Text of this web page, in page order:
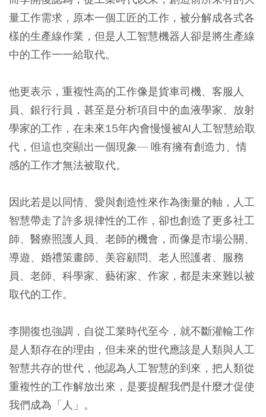
量工作需求，原本一個工匠的工作，被分解成各式各
樣的生產線作業，但是人工智慧機器人卻是將生產線
中的工作一一給取代。
他更表示，重複性高的工作像是貨車司機、客服人
員、銀行行員，甚至是分析項目中的血液學家、放射
學家的工作，在未來15年內會慢慢被AI人工智慧給取
代，但這也突顯出一個現象— 唯有擁有創造力、情
感的工作才無法被取代。
因此若是以同情、愛與創造性來作為衡量的軸，人工
智慧帶走了許多規律性的工作，卻也創造了更多社工
師、醫療照護人員、老師的機會，而像是市場公關、
導遊、婚禮策畫師、美容顧問、老人照護者、服務
員、老師、科學家、藝術家、作家，都是未來難以被
取代的工作。
李開復也強調，自從工業時代至今，就不斷灌輸工作
是人類存在的理由，但未來的世代應該是人類與人工
智慧共存的世代，他認為人工智慧的到來，把人類從
重複性的工作解放出來，是要提醒我們是什麼才促使
我們成為「人」。